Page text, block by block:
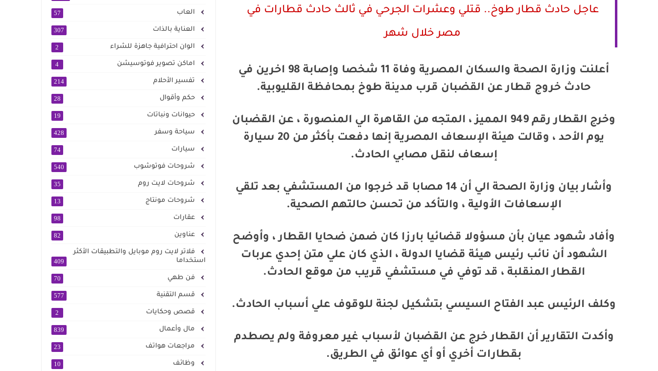
عاجل حادث قطار طوخ.. قتلي وعشرات الجرحي في ثالث حادث قطارات في
مصر خلال شهر
أعلنت وزارة الصحة والسكان المصرية وفاة 11 شخصا وإصابة 98 اخرين في
حادث خروج قطار عن القضبان قرب مدينة طوخ بمحافظة القليوبية.
وخرج القطار رقم 949 المميز ، المتجه من القاهرة الي المنصورة ، عن القضبان
يوم الأحد ، وقالت هيئة الإسعاف المصرية إنها دفعت بأكثر من 20 سيارة
إسعاف لنقل مصابي الحادث.
وأشار بيان وزارة الصحة الي أن 14 مصابا قد خرجوا من المستشفي بعد تلقي
الإسعافات الأولية ، والتأكد من تحسن حالتهم الصحية.
وأفاد شهود عيان بأن مسؤولا قضائيا بارزا كان ضمن ضحايا القطار ، وأوضح
الشهود أن نائب رئيس هيئة قضايا الدولة ، الذي كان علي متن إحدي عربات
القطار المنقلبة ، قد توفي في مستشفي قريب من موقع الحادث.
وكلف الرئيس عبد الفتاح السيسي بتشكيل لجنة للوقوف علي أسباب الحادث.
وأكدت التقارير أن القطار خرج عن القضبان لأسباب غير معروفة ولم يصطدم
بقطارات أخري أو أي عوائق في الطريق.
العاب 57
العناية بالذات 307
الوان احترافية جاهزة للشراء 2
اماكن تصوير فوتوسيشن 4
تفسير الأحلام 214
حكم وأقوال 28
حيوانات ونباتات 19
سياحة وسفر 428
سيارات 74
شروحات فوتوشوب 540
شروحات لايت روم 35
شروحات مونتاج 13
عقارات 98
عناوين 82
فلاتر لايت روم موبايل والتطبيقات الأكثر
استخداما
409
فن طهي 70
قسم التقنية 577
قصص وحكايات 2
مال وأعمال 839
مراجعات هواتف 23
وظائف 10